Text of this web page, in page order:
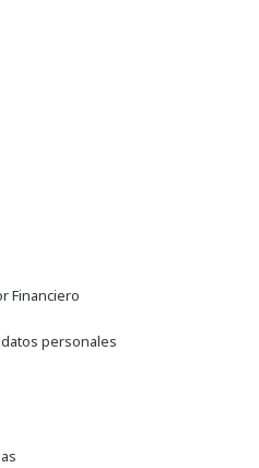
Financiero
personales